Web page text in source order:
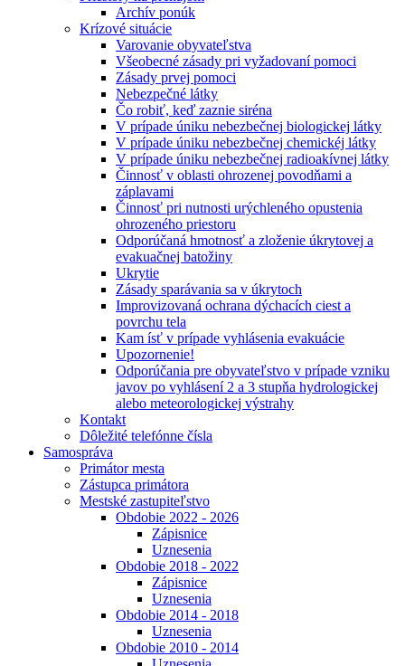
Archív ponúk
Krízové situácie
Varovanie obyvateľstva
Všeobecné zásady pri vyžadovaní pomoci
Zásady prvej pomoci
Nebezpečné látky
Čo robiť, keď zaznie siréna
V prípade úniku nebezbečnej biologickej látky
V prípade úniku nebezbečnej chemickéj látky
V prípade úniku nebezbečnej radioakívnej látky
Činnosť v oblasti ohrozenej povodňami a
záplavami
Činnosť pri nutnosti urýchleného opustenia
ohrozeného priestoru
Odporúčaná hmotnosť a zloženie úkrytovej a
evakuačnej batožiny
Ukrytie
Zásady sparávania sa v úkrytoch
Improvizovaná ochrana dýchacích ciest a
povrchu tela
Kam ísť v prípade vyhlásenia evakuácie
Upozornenie!
Odporúčania pre obyvateľstvo v prípade vzniku
javov po vyhlásení 2 a 3 stupňa hydrologickej
alebo meteorologickej výstrahy
Kontakt
Dôležité telefónne čísla
Samospráva
Primátor mesta
Zástupca primátora
Mestské zastupiteľstvo
Obdobie 2022 - 2026
Zápisnice
Uznesenia
Obdobie 2018 - 2022
Zápisnice
Uznesenia
Obdobie 2014 - 2018
Uznesenia
Obdobie 2010 - 2014